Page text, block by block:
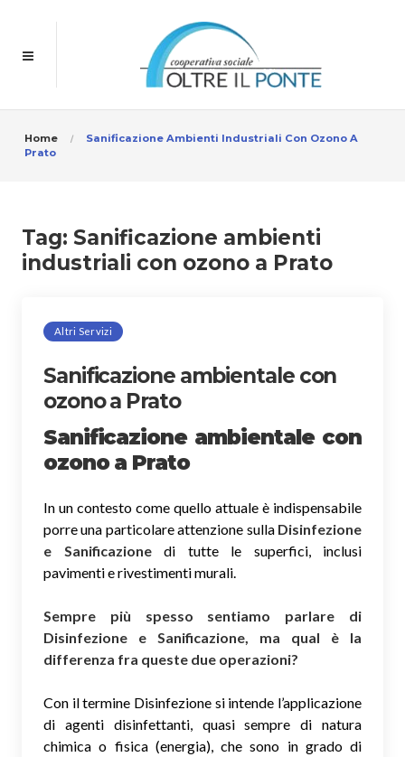
Home
Sanificazione Ambienti Industriali Con Ozono A
Prato
Tag: Sanificazione ambienti
industriali con ozono a Prato
Altri Servizi
Sanificazione ambientale con
ozono a Prato
Sanificazione ambientale con
ozonoa Prato
In un contesto come quello attuale è indispensabile
porre una particolare attenzione sulla Disinfezione
e Sanificazionedi tutte le superfici, inclusi
pavimenti e rivestimenti murali.
Sempre più spesso sentiamo parlare di
Disinfezione e Sanificazione, ma qual è la
differenza fra queste due operazioni?
Con il termine Disinfezione si intende l’applicazione
di agenti disinfettanti, quasi sempre di natura
chimica o fisica (energia), che sono in grado di